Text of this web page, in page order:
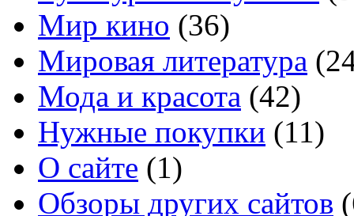
Мир кино (36)
Мировая литература
Мода и красота (42)
Нужные покупки (11)
О сайте (1)
Обзоры других сайтов